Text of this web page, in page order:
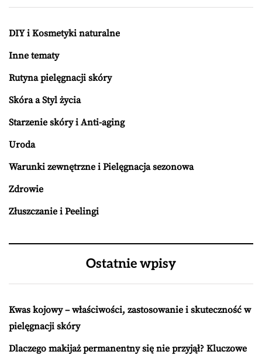
DIY i Kosmetyki naturalne
Inne tematy
Rutyna pielęgnacji skóry
Skóra a Styl życia
Starzenie skóry i Anti-aging
Uroda
Warunki zewnętrzne i Pielęgnacja sezonowa
Zdrowie
Złuszczanie i Peelingi
Ostatnie wpisy
Kwas kojowy – właściwości, zastosowanie i skuteczność w
pielęgnacji skóry
Dlaczego makijaż permanentny się nie przyjął? Kluczowe